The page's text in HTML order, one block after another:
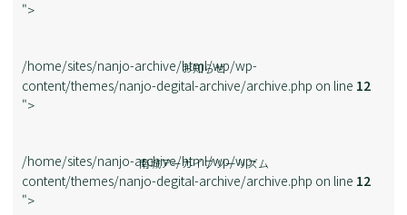
">
お知らせ
/home/sites/nanjo-archive/html/wp/wp-
content/themes/nanjo-degital-archive/archive.php on line 12
">
南城アーカイブツーリズム
/home/sites/nanjo-archive/html/wp/wp-
content/themes/nanjo-degital-archive/archive.php on line 12
">